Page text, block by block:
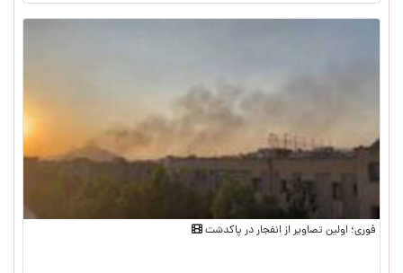
فوری؛ اولین تصاویر از انفجار در پاکدشت